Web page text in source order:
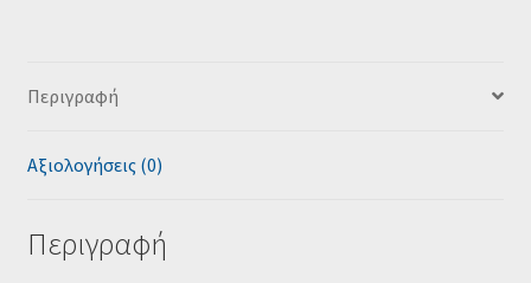
Περιγραφή
Αξιολογήσεις (0)
Περιγραφή